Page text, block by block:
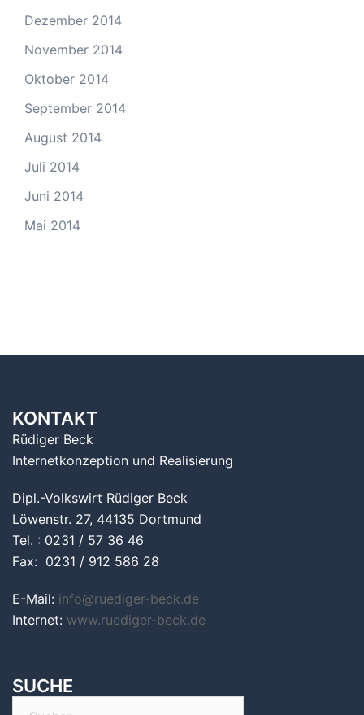
Dezember 2014
November 2014
Oktober 2014
September 2014
August 2014
Juli 2014
Juni 2014
Mai 2014
KONTAKT
Rüdiger Beck
Internetkonzeption und Realisierung
Dipl.-Volkswirt Rüdiger Beck
Löwenstr. 27, 44135 Dortmund
Tel. : 0231 / 57 36 46
Fax: 0231 / 912 586 28
E-Mail: info@ruediger-beck.de
Internet: www.ruediger-beck.de
SUCHE